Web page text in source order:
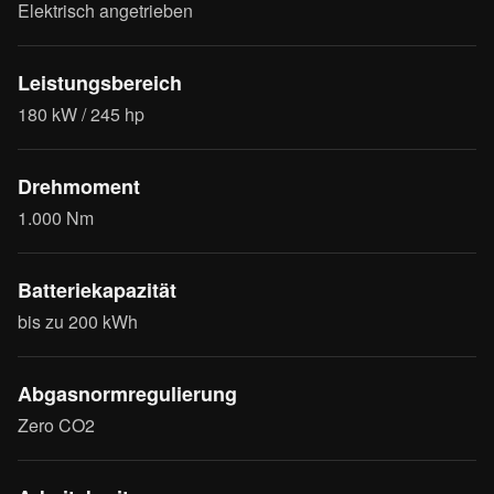
Kontinuierliche Anpassung
Der Betriebsmodus kann bei angehobener Fräse gewählt
stufenlos einstellen, um bei allen Schneeverhältnissen ein
perfektes Ergebnis zu erzielen.
Elektrisch angetrieben
Leistungsbereich
180 kW / 245 hp
Drehmoment
1.000 Nm
Batteriekapazität
bis zu 200 kWh
Abgasnormregulierung
Zero CO2